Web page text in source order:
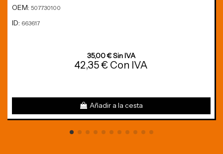
OEM: 507730100
ID: 663617
35,00 € Sin IVA
42,35 € Con IVA
Añadir a la cesta